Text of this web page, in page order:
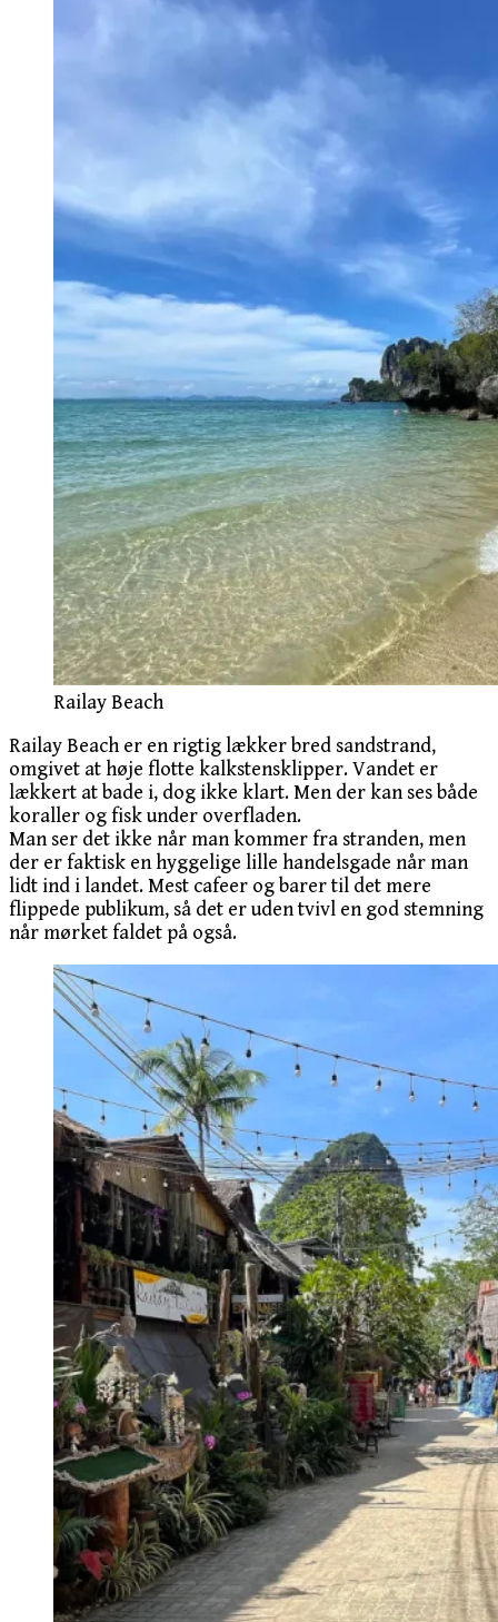
Railay Beach
Railay Beach er en rigtig lækker bred sandstrand,
omgivet at høje flotte kalkstensklipper. Vandet er
lækkert at bade i, dog ikke klart. Men der kan ses både
koraller og fisk under overfladen.
Man ser det ikke når man kommer fra stranden, men
der er faktisk en hyggelige lille handelsgade når man
lidt ind i landet. Mest cafeer og barer til det mere
flippede publikum, så det er uden tvivl en god stemning
når mørket faldet på også.